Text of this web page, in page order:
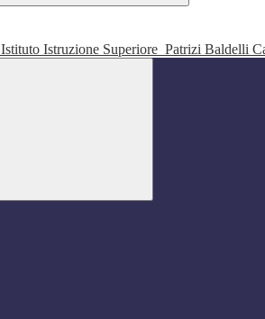
Istituto Istruzione Superiore Patrizi Baldelli